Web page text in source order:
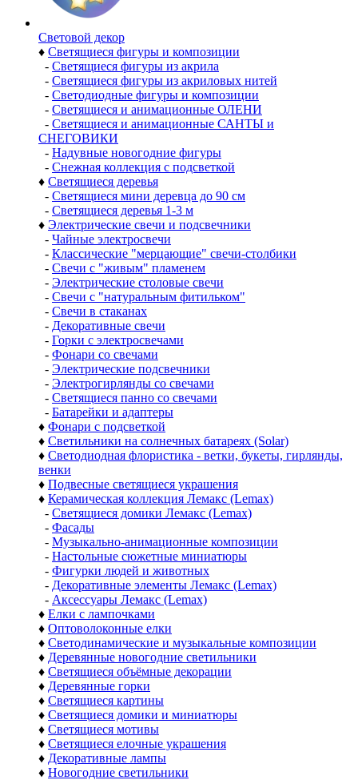
Световой декор
♦ Светящиеся фигуры и композиции
- Светящиеся фигуры из акрила
- Светящиеся фигуры из акриловых нитей
- Светодиодные фигуры и композиции
- Светящиеся и анимационные ОЛЕНИ
- Светящиеся и анимационные САНТЫ и
СНЕГОВИКИ
- Надувные новогодние фигуры
- Снежная коллекция с подсветкой
♦ Светящиеся деревья
- Светящиеся мини деревца до 90 см
- Светящиеся деревья 1-3 м
♦ Электрические свечи и подсвечники
- Чайные электросвечи
- Классические "мерцающие" свечи-столбики
- Свечи с "живым" пламенем
- Электрические столовые свечи
- Свечи с "натуральным фитильком"
- Свечи в стаканах
- Декоративные свечи
- Горки с электросвечами
- Фонари со свечами
- Электрические подсвечники
- Электрогирлянды со свечами
- Светящиеся панно со свечами
- Батарейки и адаптеры
♦ Фонари с подсветкой
♦ Светильники на солнечных батареях (Solar)
♦ Светодиодная флористика - ветки, букеты, гирлянды,
венки
♦ Подвесные светящиеся украшения
♦ Керамическая коллекция Лемакс (Lemax)
- Светящиеся домики Лемакс (Lemax)
- Фасады
- Музыкально-анимационные композиции
- Настольные сюжетные миниатюры
- Фигурки людей и животных
- Декоративные элементы Лемакс (Lemax)
- Аксессуары Лемакс (Lemax)
♦ Елки с лампочками
♦ Оптоволоконные елки
♦ Светодинамические и музыкальные композиции
♦ Деревянные новогодние светильники
♦ Светящиеся объёмные декорации
♦ Деревянные горки
♦ Светящиеся картины
♦ Светящиеся домики и миниатюры
♦ Светящиеся мотивы
♦ Светящиеся елочные украшения
♦ Декоративные лампы
♦ Новогодние светильники